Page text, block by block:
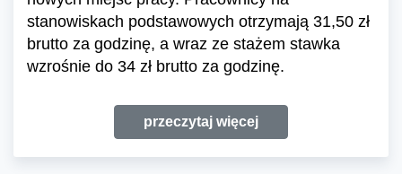
stanowiskach podstawowych otrzymają 31,50 zł
brutto za godzinę, a wraz ze stażem stawka
wzrośnie do 34 zł brutto za godzinę.
przeczytaj więcej